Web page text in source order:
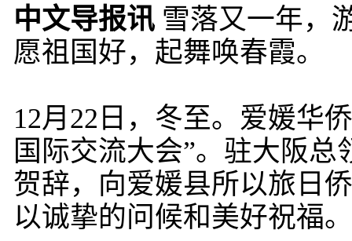
中文导报讯 雪落又一年，
愿祖国好，起舞唤春霞。
12月22日，冬至。爱媛华
国际交流大会”。驻大阪
贺辞，向爱媛县所以旅日
以诚挚的问候和美好祝福。